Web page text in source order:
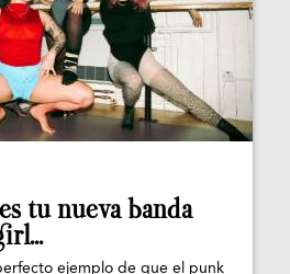
tu nueva banda
ejemplo de que el punk